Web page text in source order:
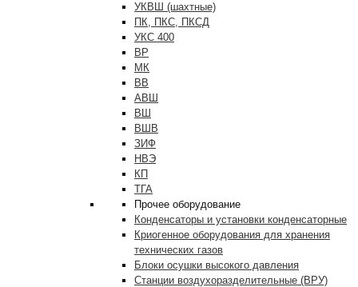
УКВШ (шахтные)
ПК, ПКС, ПКСД
УКС 400
ВР
МК
ВВ
АВШ
ВШ
ВШВ
ЗИФ
НВЭ
КП
ТГА
Прочее оборудование
Конденсаторы и установки конденсаторные
Криогенное оборудования для хранения
технических газов
Блоки осушки высокого давления
Станции воздухоразделительные (ВРУ)